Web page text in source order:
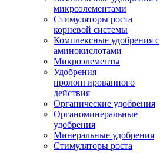
микроэлементами
Стимуляторы роста
корневой системы
Комплексные удобрения с
аминокислотами
Микроэлементы
Удобрения
пролонгированного
действия
Органические удобрения
Органоминеральные
удобрения
Минеральные удобрения
Стимуляторы роста